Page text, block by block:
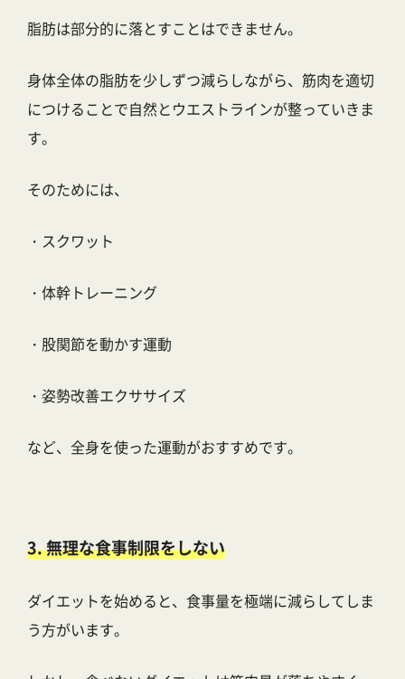
脂肪は部分的に落とすことはできません。
身体全体の脂肪を少しずつ減らしながら、筋肉を適切
につけることで自然とウエストラインが整っていきま
す。
そのためには、
・スクワット
・体幹トレーニング
・股関節を動かす運動
・姿勢改善エクササイズ
など、全身を使った運動がおすすめです。
3. 無理な食事制限をしない
ダイエットを始めると、食事量を極端に減らしてしま
う方がいます。